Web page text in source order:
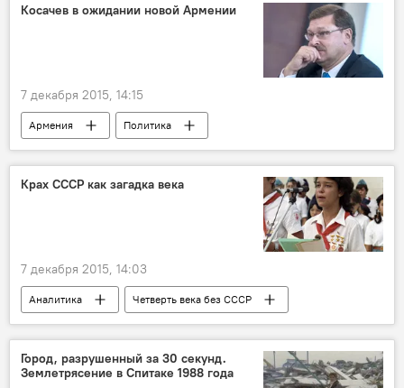
Косачев в ожидании новой Армении
7 декабря 2015, 14:15
Армения Политика
Крах СССР как загадка века
7 декабря 2015, 14:03
Аналитика Четверть века без СССР
Город, разрушенный за 30 секунд.
Землетрясение в Спитаке 1988 года